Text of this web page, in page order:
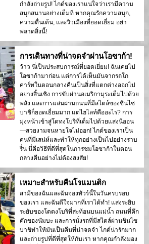
กำลังถ่ายรูป! ไกด์ของเราแน่ใจว่าเรามีความ
สนุกสนานอย่างเต็มที่ หากคุณรักความสนุก,
ความตื่นเต้น, และวิวเมืองที่ยอดเยี่ยม อย่า
พลาดสิ่งนี้!
การเดินทางที่น่าจดจำผ่านโอซาก้า!
ว้าว นี่เป็นประสบการณ์ที่ยอดเยี่ยม! ฉันเคยไป
โอซาก้ามาก่อน แต่การได้เห็นมันจากรถโก
คาร์ทในตอนกลางคืนเป็นสิ่งที่แตกต่างออกไป
อย่างสิ้นเชิง การขับผ่านอเมริกามุระเต็มไปด้วย
พลัง และการแล่นผ่านถนนที่มีสไตล์ของชินไซ
บาชิก็ยอดเยี่ยมมาก แต่ไฮไลท์คืออะไร? การ
มุ่งหน้าเข้าสู่โดทงโบริที่เต็มไปด้วยแสงนีออน
—สวยงามจนหายใจไม่ออก! ไกด์ของเราเป็น
คนที่มีเสน่ห์และทำให้ทุกอย่างเป็นไปอย่างราบ
รื่น นี่คือวิธีที่ดีที่สุดในการชมโอซาก้าในตอน
กลางคืนอย่างไม่ต้องสงสัย!
เหมาะสำหรับคืนโรแมนติก
สามีของฉันและฉันจองทัวร์นี้ในวันครบรอบ
ของเรา และฉันดีใจมากที่เราได้ทำ! แสงระยิบ
ระยับของโดตงโบริที่สะท้อนบนแม่น้ำ ถนนที่คึก
คักของนัมบะ และการนั่งรถที่มีสไตล์ผ่านชินไซ
บาชิทำให้มันเป็นคืนที่น่าจดจำ ไกด์น่ารักมาก
และถ่ายรูปที่ดีที่สุดให้กับเรา หากคุณกำลังมอง